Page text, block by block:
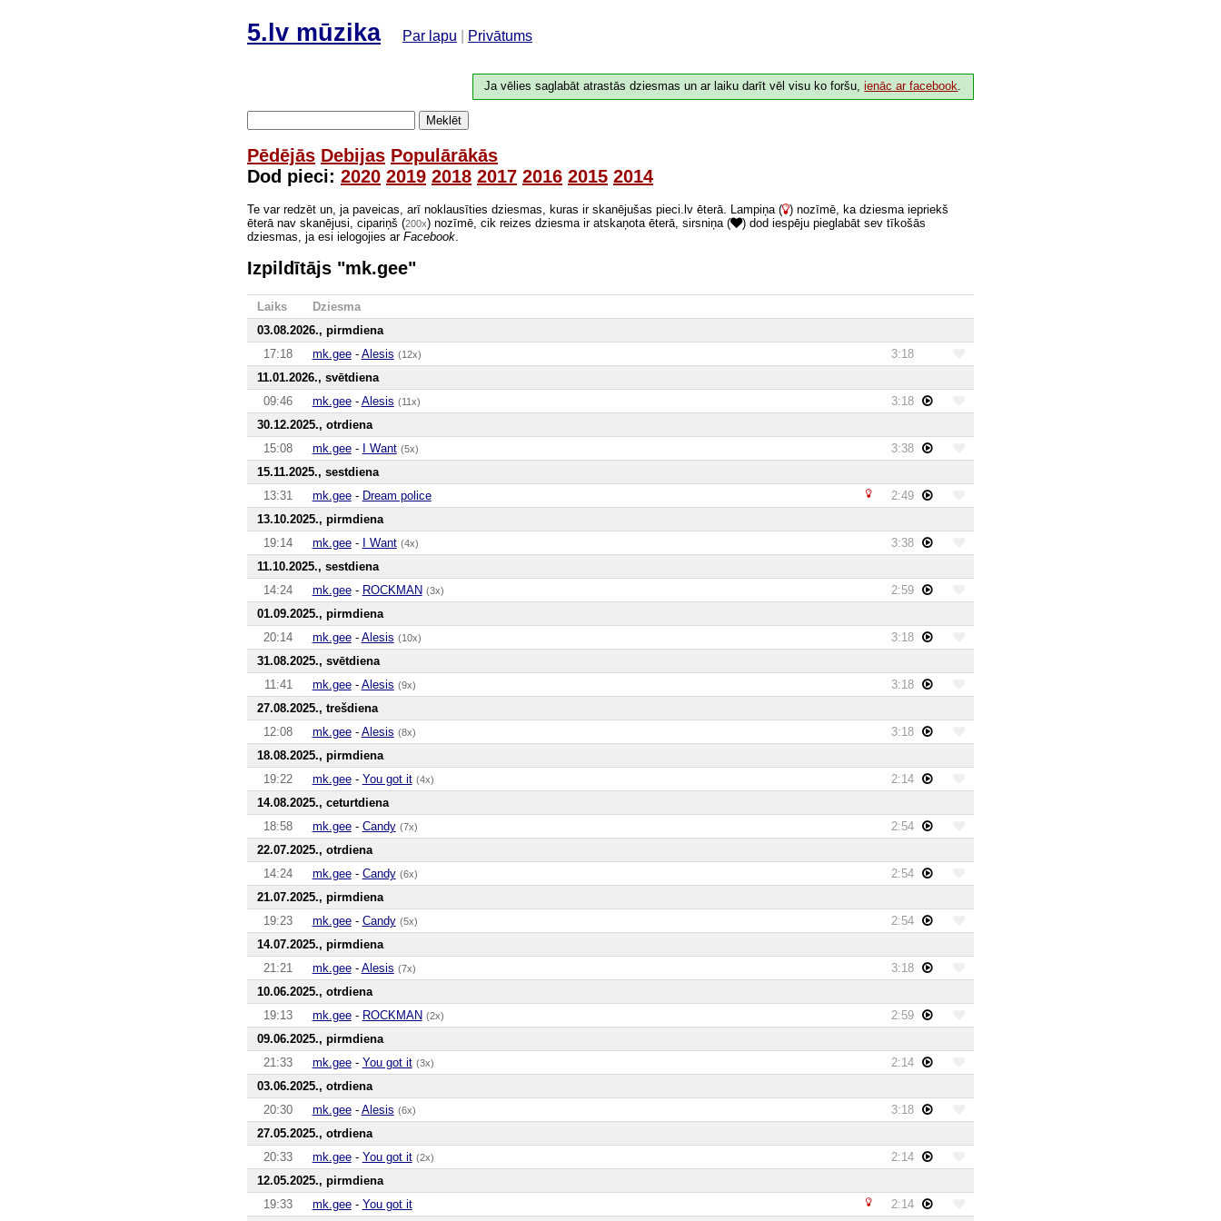
5.lv mūzika Par lapu Privātums
Ja vēlies saglabāt atrastās dziesmas un ar laiku darīt vēl visu ko foršu,ienāc ar facebook.
Meklēt
Pēdējās Debijas Populārākās
Dod pieci: 2020 2019 2018 2017 2016 2015 2014
Te var redzēt un, ja paveicas, arī noklausīties dziesmas, kuras ir skanējušas pieci.lv ēterā. Lampiņa ( ) nozīmē, ka dziesma iepriekš
ēterā nav skanējusi, cipariņš (200x) nozīmē, cik reizes dziesma ir atskaņota ēterā, sirsniņa (
) dod iespēju pieglabāt sev tīkošās
dziesmas, ja esi ielogojies ar Facebook
Izpildītājs "mk.gee"
Laiks
Dziesma
03.08.2026., pirmdiena
17:18
mk.gee- Alesis (12x)
3:18
11.01.2026., svētdiena
09:46
mk.gee- Alesis (11x)
3:18
30.12.2025., otrdiena
15:08
mk.gee- I Want (5x)
3:38
15.11.2025., sestdiena
13:31
mk.gee- Dream police
2:49
13.10.2025., pirmdiena
19:14
mk.gee- I Want (4x)
3:38
11.10.2025., sestdiena
14:24
mk.gee- ROCKMAN (3x)
2:59
01.09.2025., pirmdiena
20:14
mk.gee- Alesis (10x)
3:18
31.08.2025., svētdiena
11:41
mk.gee- Alesis (9x)
3:18
27.08.2025., trešdiena
12:08
mk.gee- Alesis (8x)
3:18
18.08.2025., pirmdiena
19:22
mk.gee- You got it (4x)
2:14
14.08.2025., ceturtdiena
18:58
mk.gee- Candy (7x)
2:54
22.07.2025., otrdiena
14:24
mk.gee- Candy (6x)
2:54
21.07.2025., pirmdiena
19:23
mk.gee- Candy (5x)
2:54
14.07.2025., pirmdiena
21:21
mk.gee- Alesis (7x)
3:18
10.06.2025., otrdiena
19:13
mk.gee- ROCKMAN (2x)
2:59
09.06.2025., pirmdiena
21:33
mk.gee- You got it (3x)
2:14
03.06.2025., otrdiena
20:30
mk.gee- Alesis (6x)
3:18
27.05.2025., otrdiena
20:33
mk.gee- You got it (2x)
2:14
12.05.2025., pirmdiena
19:33
mk.gee- You got it
2:14